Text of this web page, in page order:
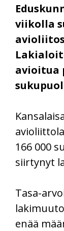
viikolla
avioitua
166 000
siirtynyt
Tasa-
enää